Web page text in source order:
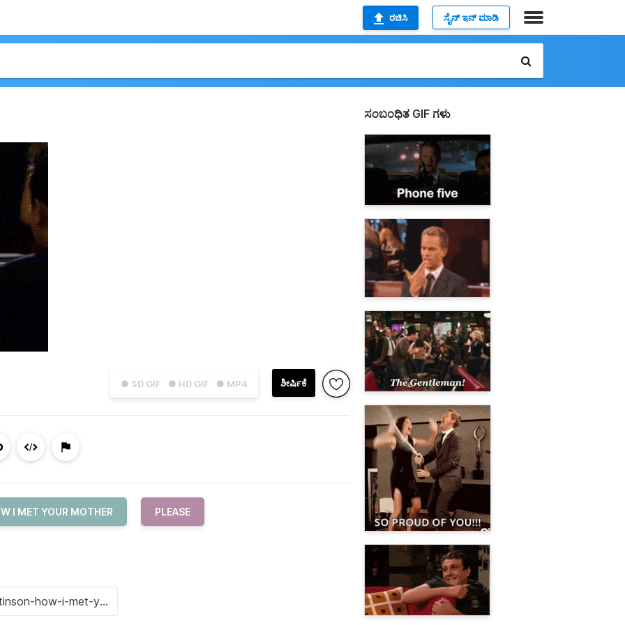
ರಚಿಸಿ ಸೈನ್ ಇನ್ ಮಾಡಿ
● SD GIF ● HD GIF ● MP4 ಶೀರ್ಷಿಕೆ
I MET YOUR MOTHER PLEASE
ಸಂಬಂಧಿತ GIF ಗಳು